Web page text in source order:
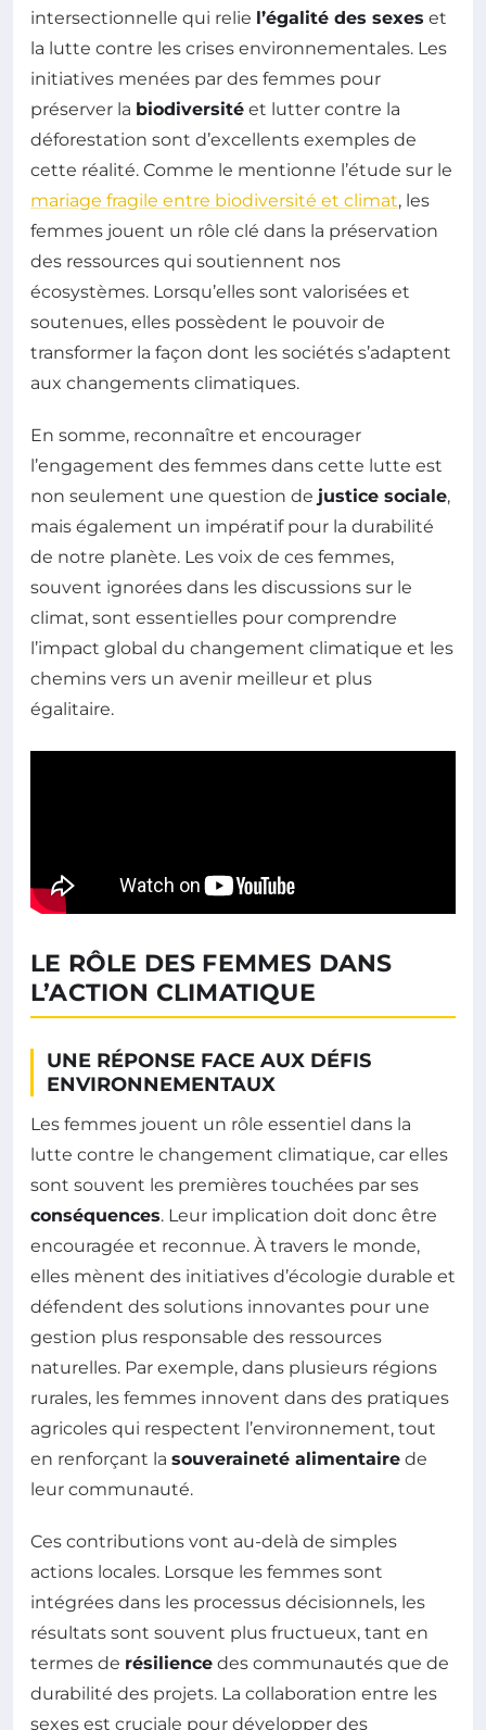
intersectionnelle qui relie l’égalité des sexes et
la lutte contre les crises environnementales. Les
initiatives menées par des femmes pour
préserver la biodiversité et lutter contre la
déforestation sont d’excellents exemples de
cette réalité. Comme le mentionne l’étude sur le
mariage fragile entre biodiversité et climat, les
femmes jouent un rôle clé dans la préservation
des ressources qui soutiennent nos
écosystèmes. Lorsqu’elles sont valorisées et
soutenues, elles possèdent le pouvoir de
transformer la façon dont les sociétés s’adaptent
aux changements climatiques.
En somme, reconnaître et encourager
l’engagement des femmes dans cette lutte est
non seulement une question de justice sociale,
mais également un impératif pour la durabilité
de notre planète. Les voix de ces femmes,
souvent ignorées dans les discussions sur le
climat, sont essentielles pour comprendre
l’impact global du changement climatique et les
chemins vers un avenir meilleur et plus
égalitaire.
LE RÔLE DES FEMMES DANS
L’ACTION CLIMATIQUE
UNE RÉPONSE FACE AUX DÉFIS
ENVIRONNEMENTAUX
Les femmes jouent un rôle essentiel dans la
lutte contre le changement climatique, car elles
sont souvent les premières touchées par ses
conséquences. Leur implication doit donc être
encouragée et reconnue. À travers le monde,
elles mènent des initiatives d’écologie durable et
défendent des solutions innovantes pour une
gestion plus responsable des ressources
naturelles. Par exemple, dans plusieurs régions
rurales, les femmes innovent dans des pratiques
agricoles qui respectent l’environnement, tout
en renforçant la souveraineté alimentaire de
leur communauté.
Ces contributions vont au-delà de simples
actions locales. Lorsque les femmes sont
intégrées dans les processus décisionnels, les
résultats sont souvent plus fructueux, tant en
termes de résilience des communautés que de
durabilité des projets. La collaboration entre les
sexes est cruciale pour développer des